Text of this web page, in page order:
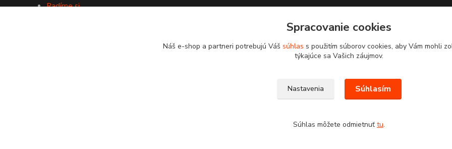
Radíme si
Spracovanie cookies
Náš e-shop a partneri potrebujú Váš súhlas s použitím súborov cookies, aby Vám mohli
týkajúce sa Vašich záujmov.
Nastavenia Súhlasím
Súhlas môžete odmietnuť tu.